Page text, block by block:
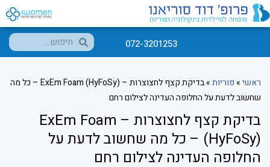
072-3201253
ראשי»פוריות»
בדיקת קצף לחצוצרות – ExEm Foam (HyFoSy) – כל מה
שחשוב לדעת על החלופה העדינה לצילום רחם
בדיקת קצף לחצוצרות – ExEm Foam
(HyFoSy) – כל מה שחשוב לדעת על
החלופה העדינה לצילום רחם